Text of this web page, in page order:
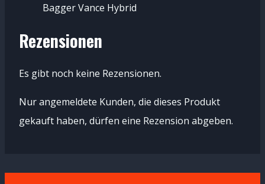
Bagger Vance Hybrid
Rezensionen
Es gibt noch keine Rezensionen.
Nur angemeldete Kunden, die dieses Produkt
gekauft haben, dürfen eine Rezension abgeben.